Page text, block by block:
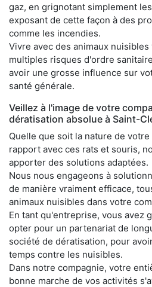
gaz, en grignotant simplement
exposant de cette façon à des
comme les incendies.
Vivre avec des animaux nuisibles
multiples risques d'ordre
avoir une grosse influence sur
santé générale.
Veillez à l'image de votre
dératisation absolue à Saint-
Quelle que soit la nature de
rapport avec ces rats et souris,
apporter des solutions adaptées.
Nous nous engageons à
de manière vraiment efficace,
animaux nuisibles dans votre
En tant qu'entreprise, vous avez
opter pour un partenariat de
société de dératisation, pour
temps contre les nuisibles.
Dans notre compagnie, votre
bonne marche de vos activités